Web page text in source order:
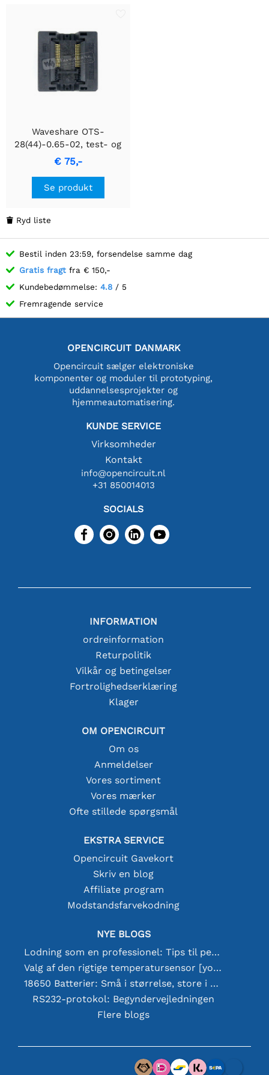
Waveshare OTS-
28(44)-0.65-02, test- og
burn-in socket
€ 75,-
Se produkt
 Ryd liste
Bestil inden 23:59, forsendelse samme dag
Gratis fragt fra € 150,-
Kundebedømmelse: 4.8 / 5
Fremragende service
OPENCIRCUIT DANMARK
Opencircuit sælger elektroniske
komponenter og moduler til prototyping,
uddannelsesprojekter og
hjemmeautomatisering.
KUNDE SERVICE
Virksomheder
Kontakt
info@opencircuit.nl
+31 850014013
SOCIALS
INFORMATION
ordreinformation
Returpolitik
Vilkår og betingelser
Fortrolighedserklæring
Klager
OM OPENCIRCUIT
Om os
Anmeldelser
Vores sortiment
Vores mærker
Ofte stillede spørgsmål
EKSTRA SERVICE
Opencircuit Gavekort
Skriv en blog
Affiliate program
Modstandsfarvekodning
NYE BLOGS
Lodning som en professionel: Tips til perfekte elektroniske forbindelser
Valg af den rigtige temperatursensor [youtube]
18650 Batterier: Små i størrelse, store i ydeevne
RS232-protokol: Begyndervejledningen
Flere blogs